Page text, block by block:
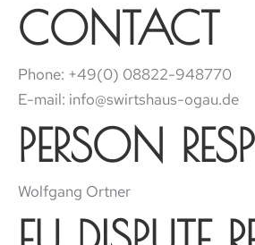
CONTACT
Phone: +49(0) 08822-948770
E-mail: info@swirtshaus-ogau.de
PERSON
Wolfgang Ortner